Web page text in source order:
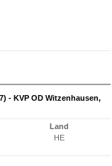
- KVP OD Witzenhausen,
Land
HE